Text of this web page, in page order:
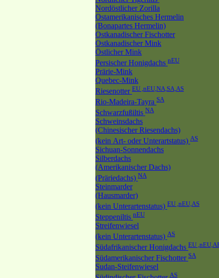
Nordöstlicher Zorilla
Ostamerikanisches Hermelin
(Bonapartes Hermelin)
Ostkanadischer Fischotter
Ostkanadischer Mink
Östlicher Mink
Persischer Honigdachs nEU
Prärie-Mink
Quebec-Mink
Riesenotter EU ,nEU,NA,SA,AS
Rio-Madeira-Tayra SA
Schwarzfußiltis NA
Schweinsdachs
(Chinesischer Riesendachs)
(kein Art- oder Unterartstatus) AS
Sichuan-Sonnendachs
Silberdachs
(Amerikanischer Dachs)
(Präriedachs) NA
Steinmarder
(Hausmarder)
(kein Unterartenstatus) EU ,nEU,AS
Steppeniltis nEU
Streifenwiesel
(kein Unterartenstatus) AS
Südafrikanischer Honigdachs EU
Südamerikanischer Fischotter SA
Sudan-Steifenwiesel
AS